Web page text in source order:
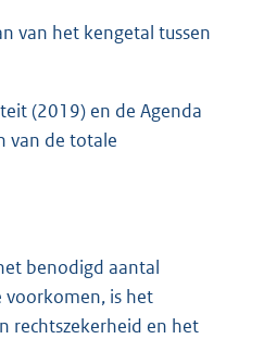
van het kengetal tussen
(2019) en de Agenda
van de totale
benodigd aantal
voorkomen, is het
rechtszekerheid en het